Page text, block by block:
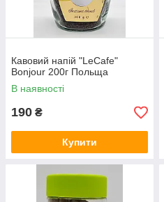
Кавовий напій "LeCafe"
Bonjour 200г Польща
В наявності
190 ₴
Купити